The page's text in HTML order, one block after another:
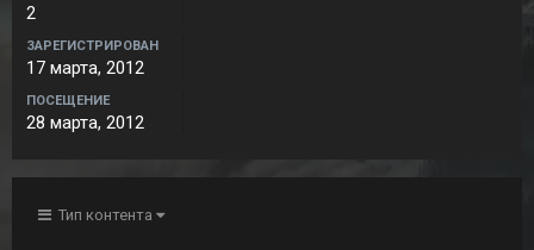
2
ЗАРЕГИСТРИРОВАН
17 марта, 2012
ПОСЕЩЕНИЕ
28 марта, 2012
Тип контента